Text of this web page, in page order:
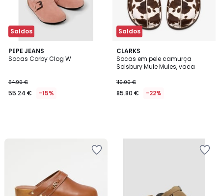
Saldos
PEPE JEANS
Socas Corby Clog W
64.99 €
55.24 € -15%
Saldos
CLARKS
Socas em pele camurça
Solsbury Mule Mules, vaca
110.00 €
85.80 € -22%